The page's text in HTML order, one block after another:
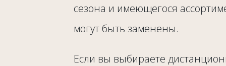
сезона и имеющегося
могут быть заменены.
Если вы выбираете